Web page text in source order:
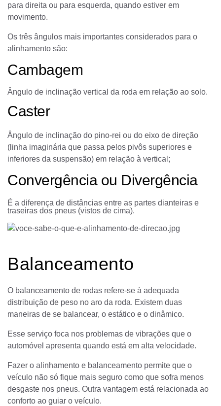
para direita ou para esquerda, quando estiver em
movimento.
Os três ângulos mais importantes considerados para o
alinhamento são:
Cambagem
Ângulo de inclinação vertical da roda em relação ao solo.
Caster
Ângulo de inclinação do pino-rei ou do eixo de direção
(linha imaginária que passa pelos pivôs superiores e
inferiores da suspensão) em relação à vertical;
Convergência ou Divergência
É a diferença de distâncias entre as partes dianteiras e
traseiras dos pneus (vistos de cima).
Balanceamento
O balanceamento de rodas refere-se à adequada
distribuição de peso no aro da roda. Existem duas
maneiras de se balancear, o estático e o dinâmico.
Esse serviço foca nos problemas de vibrações que o
automóvel apresenta quando está em alta velocidade.
Fazer o alinhamento e balanceamento permite que o
veículo não só fique mais seguro como que sofra menos
desgaste nos pneus. Outra vantagem está relacionada ao
conforto ao guiar o veículo.